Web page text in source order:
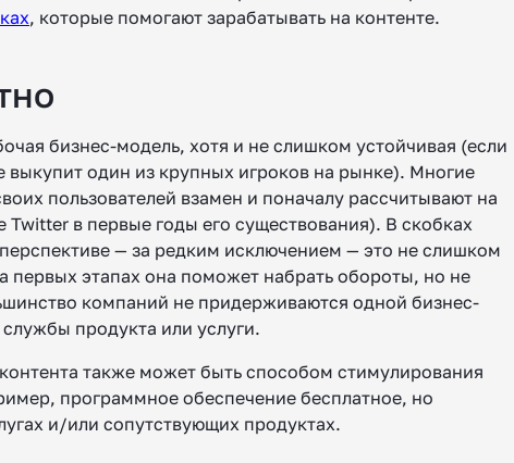
, которые помогают зарабатывать на контенте.
бизнес-модель, хотя и не слишком устойчивая (если
выкупит один из крупных игроков на рынке). Многие
пользователей взамен и поначалу рассчитывают на
в первые годы его существования). В скобках
— за редким исключением — это не слишком
первых этапах она поможет набрать обороты, но не
компаний не придерживаются одной бизнес-
продукта или услуги.
также может быть способом стимулирования
программное обеспечение бесплатное, но
и/или сопутствующих продуктах.